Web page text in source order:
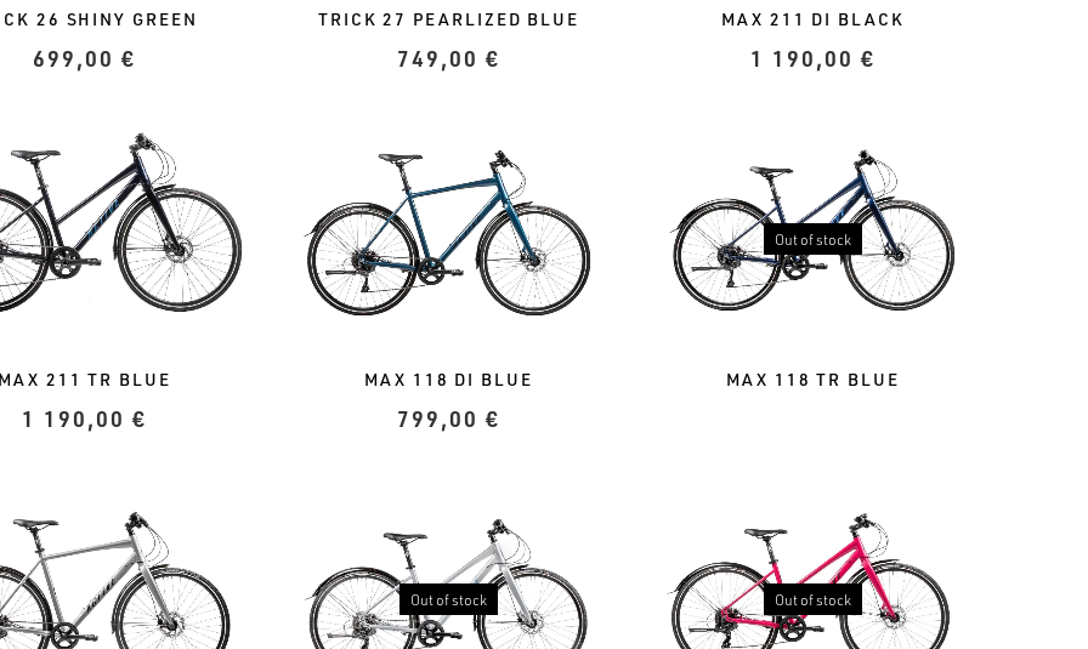
26 SHINY GREEN
699,00 €
TRICK 27 PEARLIZED BLUE
749,00 €
MAX 211 DI BLACK
1 190,00 €
211 TR BLUE
1 190,00 €
MAX 118 DI BLUE
799,00 €
Out of stock
MAX 118 TR BLUE
Out of stock Out of stock